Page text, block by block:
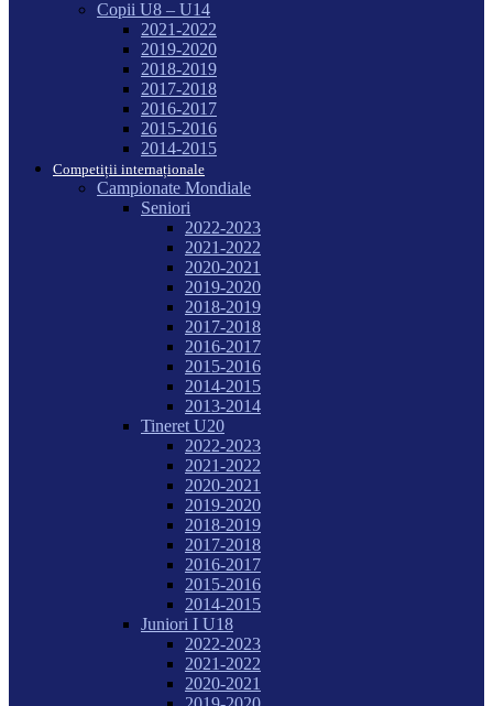
Copii U8 – U14
2021-2022
2019-2020
2018-2019
2017-2018
2016-2017
2015-2016
2014-2015
Competiții internaționale
Campionate Mondiale
Seniori
2022-2023
2021-2022
2020-2021
2019-2020
2018-2019
2017-2018
2016-2017
2015-2016
2014-2015
2013-2014
Tineret U20
2022-2023
2021-2022
2020-2021
2019-2020
2018-2019
2017-2018
2016-2017
2015-2016
2014-2015
Juniori I U18
2022-2023
2021-2022
2020-2021